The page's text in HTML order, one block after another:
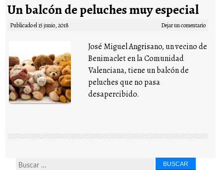
Un balcón de peluches muy especial
Publicado el15 junio, 2018 Dejar un comentario
José Miguel Angrisano, un vecino de
Benimaclet en la Comunidad
Valenciana, tiene un balcón de
peluches que no pasa
desapercibido.
Buscar...